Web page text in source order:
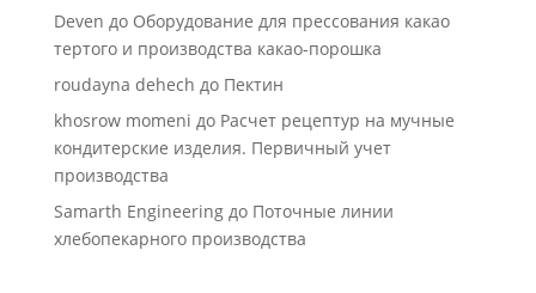
Deven до Оборудование для прессования какао
тертого и производства какао-порошка
roudayna dehech до Пектин
khosrow momeni до Расчет рецептур на мучные
кондитерские изделия. Первичный учет
производства
Samarth Engineeringдо Поточные линии
хлебопекарного производства